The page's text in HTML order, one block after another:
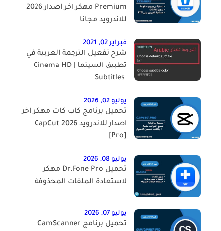
Premium مهكر اخر اصدار 2026
للاندرويد مجانا
فبراير 02, 2021
شرح تفعيل الترجمة العربية في
تطبيق السينما | ‏Cinema HD
Subtitles ‎
يوليو 02, 2026
تحميل برنامج كاب كات مهكر اخر
اصدار للاندرويد 2026 CapCut
[Pro]
يوليو 08, 2026
تحميل Dr.Fone Pro مهكر
لاستعادة الملفات المحذوفة
يوليو 07, 2026
تحميل برنامج CamScanner